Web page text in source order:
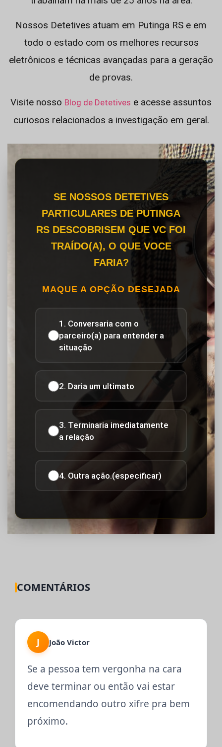
Nossos Detetives atuam em Putinga RS e em
todo o estado com os melhores recursos
eletrônicos e técnicas avançadas para a geração
de provas.
Visite nosso Blog de Detetives e acesse assuntos
curiosos relacionados a investigação em geral.
SE NOSSOS DETETIVES
PARTICULARES DE PUTINGA
RS DESCOBRISEM QUE VC FOI
TRAÍDO(A), O QUE VOCE
FARIA?
MAQUE A OPÇÃO DESEJADA
1. Conversaria com o
parceiro(a) para entender a
situação
2. Daria um ultimato
3. Terminaria imediatamente
a relação
4. Outra ação.(especificar)
COMENTÁRIOS
J João Victor
Se a pessoa tem vergonha na cara
deve terminar ou então vai estar
encomendando outro xifre pra bem
próximo.